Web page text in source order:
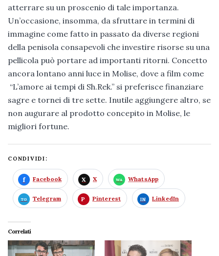
atterrare su un proscenio di tale importanza.
Un’occasione, insomma, da sfruttare in termini di
immagine come fatto in passato da diverse regioni
della penisola consapevoli che investire risorse su una
pellicola può portare ad importanti ritorni. Concetto
ancora lontano anni luce in Molise, dove a film come
“L’amore ai tempi di Sh.Rek.” si preferisce finanziare
sagre e tornei di tre sette. Inutile aggiungere altro, se
non augurare al prodotto concepito in Molise, le
migliori fortune.
CONDIVIDI:
Facebook X WhatsApp
Telegram Pinterest LinkedIn
Correlati